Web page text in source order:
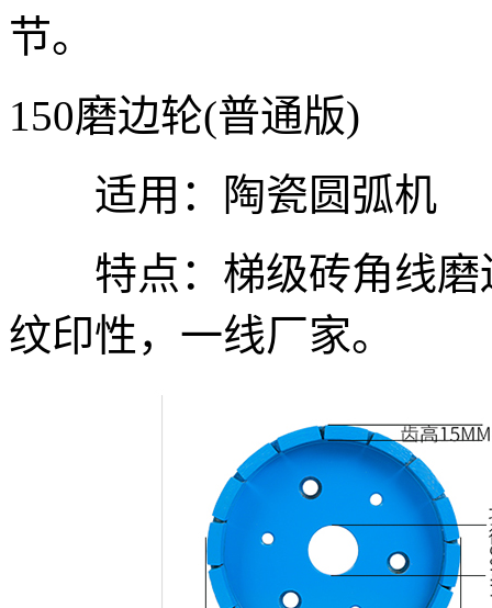
节。
150磨边轮(普通版)
适用：陶瓷圆弧机
特点：梯级砖角线磨
纹印性，一线厂家。